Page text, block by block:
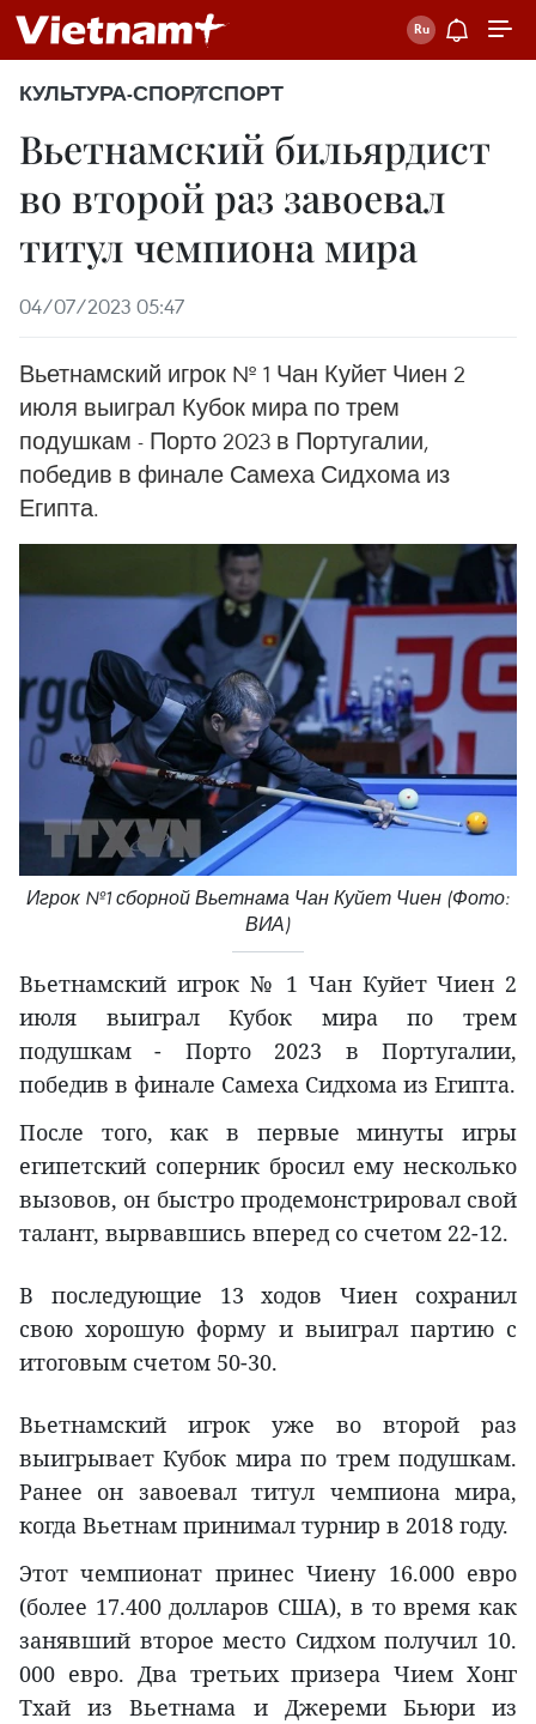
КУЛЬТУРА-СПОРТСПОРТ
Вьетнамский бильярдист
во второй раз завоевал
титул чемпиона мира
04/07/2023 05:47
Вьетнамский игрок № 1 Чан Куйет Чиен 2
июля выиграл Кубок мира по трем
подушкам - Порто 2023 в Португалии,
победив в финале Самеха Сидхома из
Египта.
Игрок №1 сборной Вьетнама Чан Куйет Чиен (Фото:
ВИА)
Вьетнамский игрок № 1 Чан Куйет Чиен 2
июля выиграл Кубок мира по трем
подушкам - Порто 2023 в Португалии,
победив в финале Самеха Сидхома из Египта.
После того, как в первые минуты игры
египетский соперник бросил ему несколько
вызовов, он быстро продемонстрировал свой
талант, вырвавшись вперед со счетом 22-12.
В последующие 13 ходов Чиен сохранил
свою хорошую форму и выиграл партию с
итоговым счетом 50-30.
Вьетнамский игрок уже во второй раз
выигрывает Кубок мира по трем подушкам.
Ранее он завоевал титул чемпиона мира,
когда Вьетнам принимал турнир в 2018 году.
Этот чемпионат принес Чиену 16.000 евро
(более 17.400 долларов США), в то время как
занявший второе место Сидхом получил 10.
000 евро. Два третьих призера Чием Хонг
Тхай из Вьетнама и Джереми Бьюри из